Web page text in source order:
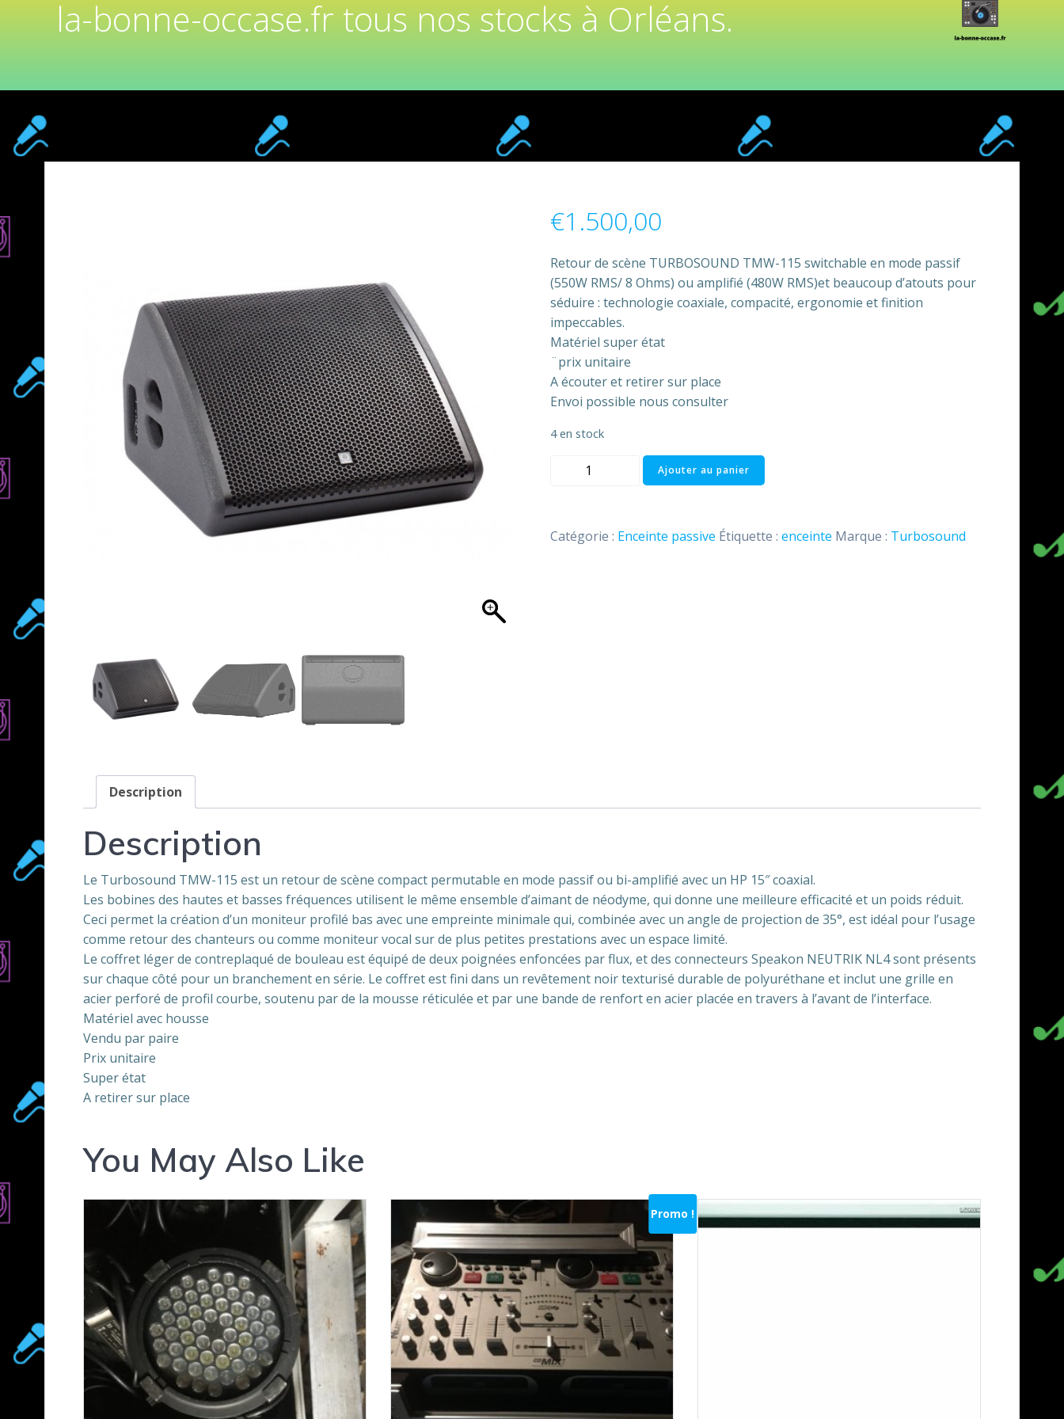
la-bonne-occase.fr tous nos stocks à Orléans.
€1.500,00
Retour de scène TURBOSOUND TMW-115 switchable en mode passif
(550W RMS/ 8 Ohms) ou amplifié (480W RMS)et beaucoup d’atouts pour
séduire : technologie coaxiale, compacité, ergonomie et finition
impeccables.
Matériel super état
¨prix unitaire
A écouter et retirer sur place
Envoi possible nous consulter
4 en stock
quantité
115
Ajouter au panier
Catégorie : Enceinte passive Étiquette : enceinte Marque : Turbosound
Description
Description
Le Turbosound TMW-115 est un retour de scène compact permutable en mode passif ou bi-amplifié avec un HP 15″ coaxial.
Les bobines des hautes et basses fréquences utilisent le même ensemble d’aimant de néodyme, qui donne une meilleure efficacité et un poids réduit.
Ceci permet la création d’un moniteur profilé bas avec une empreinte minimale qui, combinée avec un angle de projection de 35°, est idéal pour l’usage
comme retour des chanteurs ou comme moniteur vocal sur de plus petites prestations avec un espace limité.
Le coffret léger de contreplaqué de bouleau est équipé de deux poignées enfoncées par flux, et des connecteurs Speakon NEUTRIK NL4 sont présents
sur chaque côté pour un branchement en série. Le coffret est fini dans un revêtement noir texturisé durable de polyuréthane et inclut une grille en
acier perforé de profil courbe, soutenu par de la mousse réticulée et par une bande de renfort en acier placée en travers à l’avant de l’interface.
Matériel avec housse
Vendu par paire
Prix unitaire
Super état
A retirer sur place
You May Also Like
Promo !